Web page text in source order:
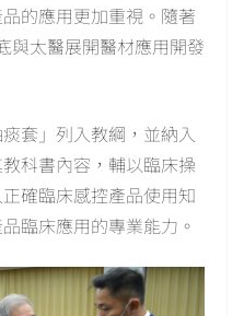
的應用更加重視。隨著
與太醫展開醫材應用開發
套」列入教綱，並納入
科書內容，輔以臨床操
確臨床感控產品使用知
臨床應用的專業能力。